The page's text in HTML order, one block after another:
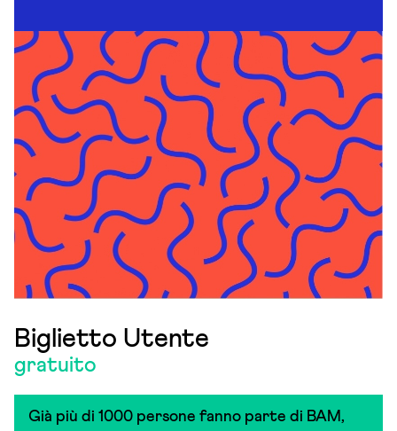
Biglietto Utente
gratuito
Già più di 1000 persone fanno parte di BAM,